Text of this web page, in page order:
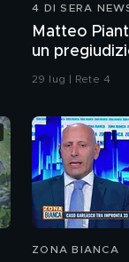
4 DI SERA
Matteo
un
confronti
29 lug | Rete 4
ZONA BIANCA